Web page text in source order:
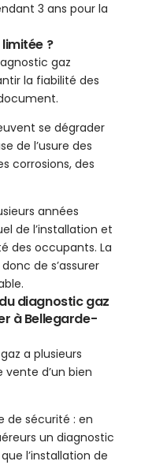
3 ans pour la
?
gaz
la fiabilité des
se dégrader
de l’usure des
corrosions, des
années
de l’installation et
des occupants. La
de s’assurer
diagnostic gaz
à Bellegarde-
a plusieurs
d’un bien
de sécurité : en
un diagnostic
l’installation de